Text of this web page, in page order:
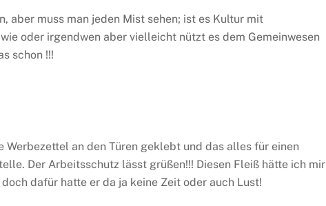
aber muss man jeden Mist sehen; ist es Kultur mit
oder irgendwen aber vielleicht nützt es dem Gemeinwesen
schon !!!
an den Türen geklebt und das alles für einen
Der Arbeitsschutz lässt grüßen!!! Diesen Fleiß hätte ich mir
dafür hatte er da ja keine Zeit oder auch Lust!